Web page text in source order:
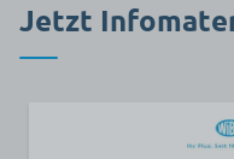
Jetzt